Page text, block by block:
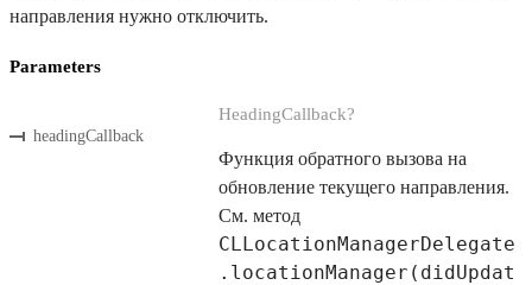
направления нужно отключить.
Parameters
headingCallback
HeadingCallback?
Функция обратного вызова на
обновление текущего направления.
См. метод
CLLocationManagerDelegate
.locationManager(didUpdat